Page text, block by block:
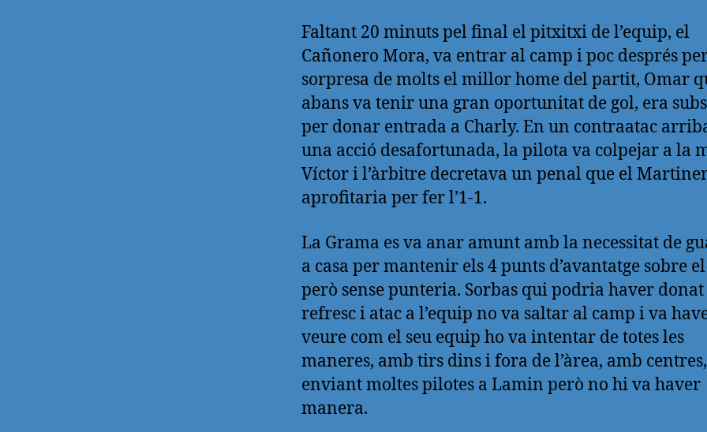
Faltant 20 minuts pel final el pitxitxi de l’equip, el
Cañonero Mora, va entrar al camp i poc després
sorpresa de molts el millor home del partit, Omar
abans va tenir una gran oportunitat de gol, era
per donar entrada a Charly. En un contraatac
una acció desafortunada, la pilota va colpejar a la
Víctor i l’àrbitre decretava un penal que el
aprofitaria per fer l’1-1.
La Grama es va anar amunt amb la necessitat de
a casa per mantenir els 4 punts d’avantatge sobre
però sense punteria. Sorbas qui podria haver donat
refresc i atac a l’equip no va saltar al camp i va
veure com el seu equip ho va intentar de totes les
maneres, amb tirs dins i fora de l’àrea, amb centres,
enviant moltes pilotes a Lamin però no hi va haver
manera.